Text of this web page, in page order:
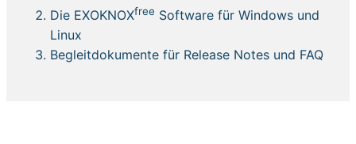
Die EXOKNOXfree Software für Windows und
Linux
Begleitdokumente für Release Notes und FAQ